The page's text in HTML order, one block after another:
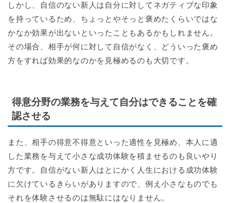
しかし、自信のない新人は自分に対してネガティブな印象
を持っているため、ちょっとやそっと褒めたくらいではな
かなか効果が出ないといったこともあるかもしれません。
その場合、相手が何に対して自信がなく、どういった褒め
方をすれば効果的なのかを見極めるのも大切です。
得意分野の業務を与えて自分はできることを確
認させる
また、相手の得意不得意といった適性を見極め、本人に適
した業務を与えて小さな成功体験を積ませるのも良いやり
方です。自信がない新人はとにかく人生における成功体験
に欠けているきらいがありますので、例え小さなものでも
それを体験させるのは無駄にはなりません。